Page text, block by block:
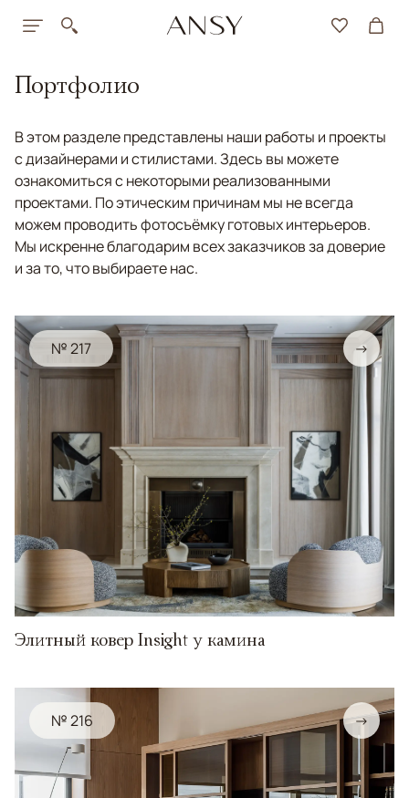
Портфолио
В этом разделе представлены наши работы и проекты
с дизайнерами и стилистами. Здесь вы можете
ознакомиться с некоторыми реализованными
проектами. По этическим причинам мы не всегда
можем проводить фотосъёмку готовых интерьеров.
Мы искренне благодарим всех заказчиков за доверие
и за то, что выбираете нас.
№ 217 →
Элитный ковер Insight у камина
№ 216 →